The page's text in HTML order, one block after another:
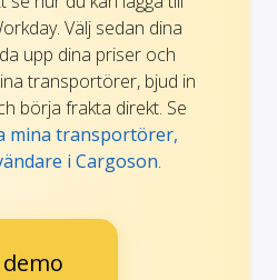
Välj sedan dina
upp dina priser och
transportörer, bjud in
börja frakta direkt. Se
mina transportörer,
i Cargoson.